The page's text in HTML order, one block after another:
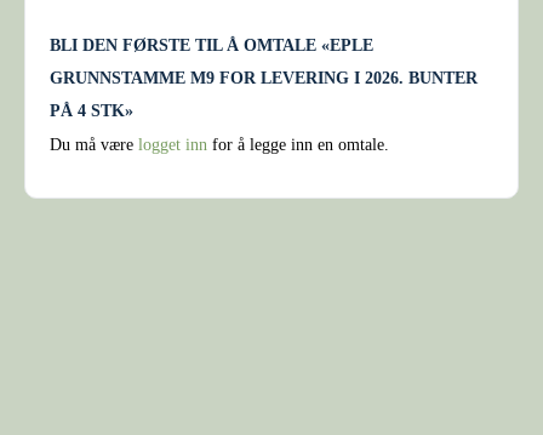
BLI DEN FØRSTE TIL Å OMTALE «EPLE
GRUNNSTAMME M9 FOR LEVERING I 2026. BUNTER
PÅ 4 STK»
Du må være logget inn for å legge inn en omtale.